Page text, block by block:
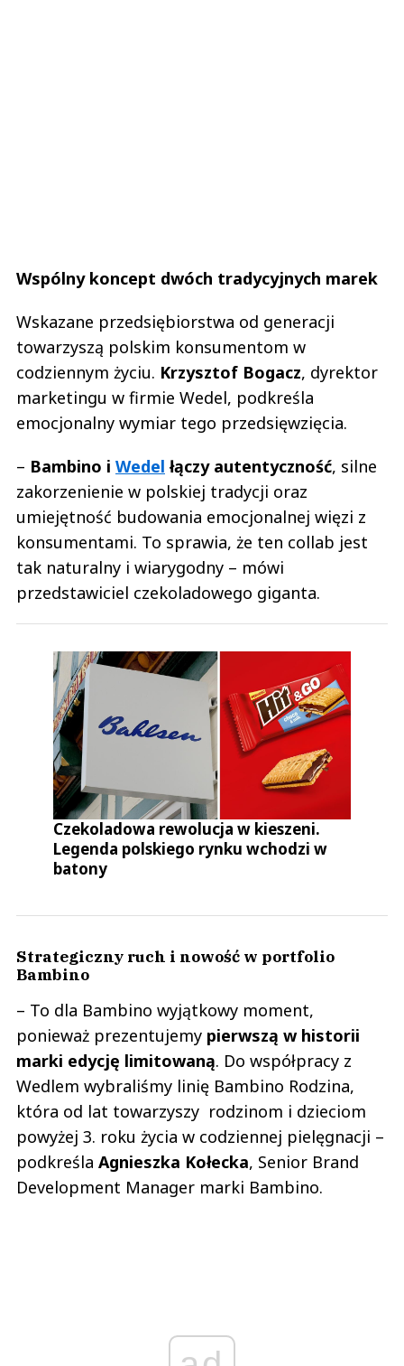
Wspólny koncept dwóch tradycyjnych marek
Wskazane przedsiębiorstwa od generacji
towarzyszą polskim konsumentom w
codziennym życiu. Krzysztof Bogacz, dyrektor
marketingu w firmie Wedel, podkreśla
emocjonalny wymiar tego przedsięwzięcia.
– Bambino i Wedel łączy autentyczność, silne
zakorzenienie w polskiej tradycji oraz
umiejętność budowania emocjonalnej więzi z
konsumentami. To sprawia, że ten collab jest
tak naturalny i wiarygodny – mówi
przedstawiciel czekoladowego giganta.
Czekoladowa rewolucja w kieszeni.
Legenda polskiego rynku wchodzi w
batony
Strategiczny ruch i nowość w portfolio
Bambino
– To dla Bambino wyjątkowy moment,
ponieważ prezentujemy pierwszą w historii
marki edycję limitowaną. Do współpracy z
Wedlem wybraliśmy linię Bambino Rodzina,
która od lat towarzyszy rodzinom i dzieciom
powyżej 3. roku życia w codziennej pielęgnacji –
podkreśla Agnieszka Kołecka, Senior Brand
Development Manager marki Bambino.